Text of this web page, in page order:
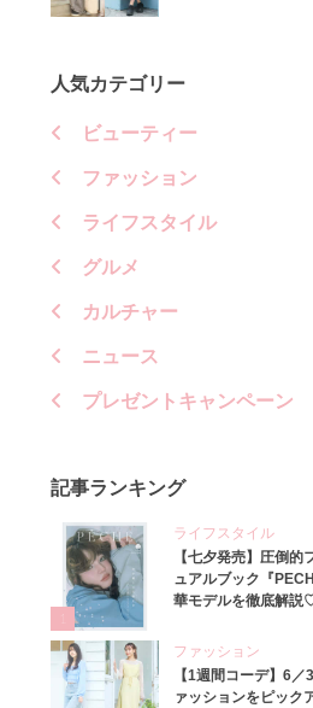
人気カテゴリー
ビューティー
ファッション
ライフスタイル
グルメ
カルチャー
ニュース
プレゼントキャンペーン
記事ランキング
ライフスタイル
【七夕発売】圧倒
ュアルブック『
華モデルを徹底解説
ファッション
【1週間コーデ】6
ァッションをピック